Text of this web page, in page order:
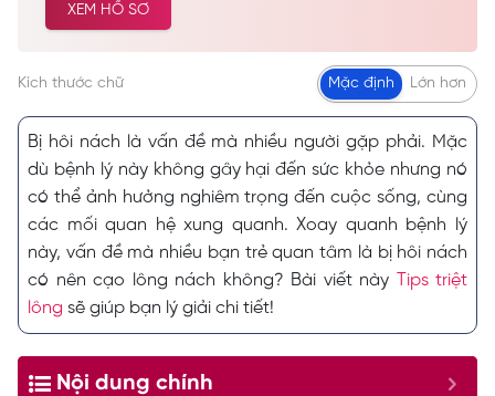
Khoa và sở hữu hàng loạt chứng chỉ chuyên môn
lực không ngừng, bác sĩ đã tích lũy được nhiều
năm kinh nghiệm quý báu trong lĩnh vực da liễu.
XEM HỒ SƠ
Kích thước chữ Mặc định Lớn hơn
Bị hôi nách là vấn đề mà nhiều người gặp phải. Mặc
dù bệnh lý này không gây hại đến sức khỏe nhưng nó
có thể ảnh hưởng nghiêm trọng đến cuộc sống, cùng
các mối quan hệ xung quanh. Xoay quanh bệnh lý
này, vấn đề mà nhiều bạn trẻ quan tâm là bị hôi nách
có nên cạo lông nách không? Bài viết này
Tips triệt
lông sẽ giúp bạn lý giải chi tiết!
Nội dung chính